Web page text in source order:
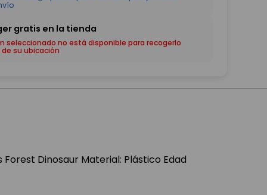
seleccionado no está disponible para recogerlo
de su ubicación
Dinosaur Material: Plástico Edad